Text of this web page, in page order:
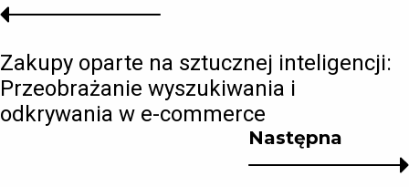
Następna
Zakupy oparte na sztucznej inteligencji:
Przeobrażanie wyszukiwania i
odkrywania w e-commerce